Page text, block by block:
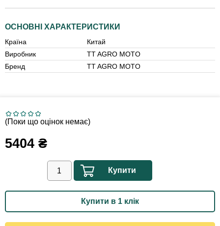
ОСНОВНІ ХАРАКТЕРИСТИКИ
Країна
Китай
Виробник
TT AGRO MOTO
Бренд
TT AGRO MOTO
(Поки що оцінок немає)
5404 ₴
Купити
Купити в 1 клік